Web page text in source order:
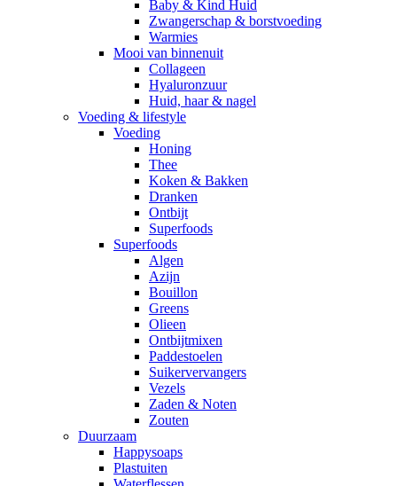
Baby & Kind Huid
Zwangerschap & borstvoeding
Warmies
Mooi van binnenuit
Collageen
Hyaluronzuur
Huid, haar & nagel
Voeding & lifestyle
Voeding
Honing
Thee
Koken & Bakken
Dranken
Ontbijt
Superfoods
Superfoods
Algen
Azijn
Bouillon
Greens
Olieen
Ontbijtmixen
Paddestoelen
Suikervervangers
Vezels
Zaden & Noten
Zouten
Duurzaam
Happysoaps
Plastuiten